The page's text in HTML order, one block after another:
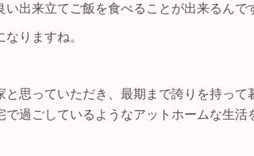
出来立てご飯を食べることが出来るんで
りますね。
思っていただき、最期まで誇りを持って
過ごしているようなアットホームな生活